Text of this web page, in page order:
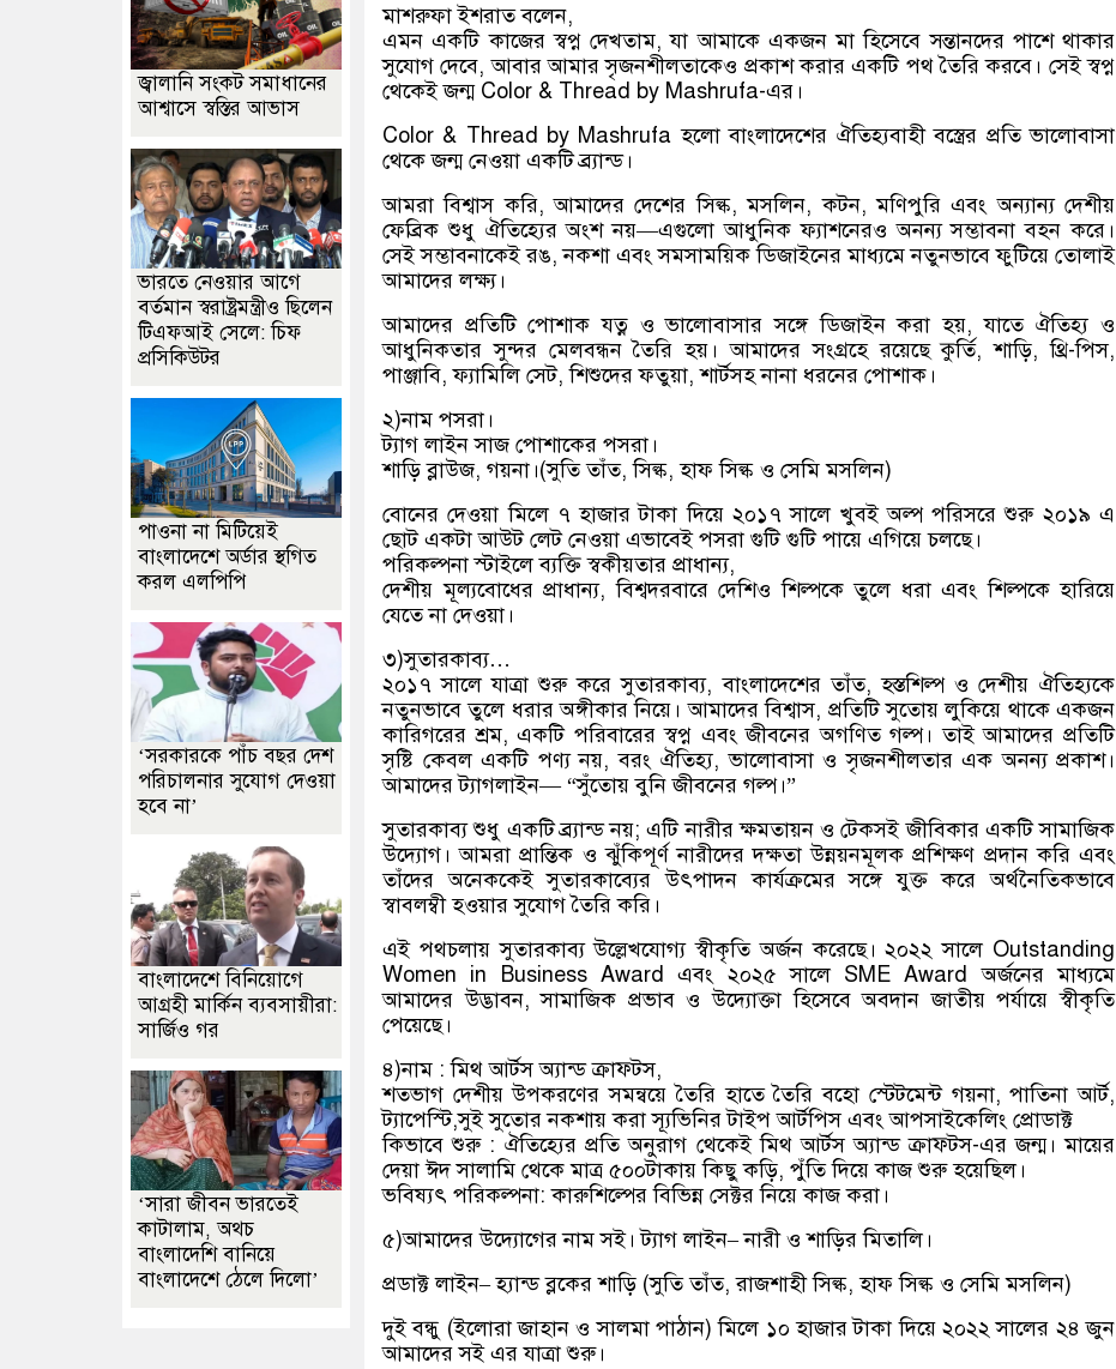
মাশরুফা ইশরাত বলেন,
এমন একটি কাজের স্বপ্ন দেখতাম, যা আমাকে একজন মা হিসেবে সন্তানদের পাশে থাকার
সুযোগ দেবে, আবার আমার সৃজনশীলতাকেও প্রকাশ করার একটি পথ তৈরি করবে। সেই স্বপ্ন
থেকেই জন্ম Color & Thread by Mashrufa-এর।
Color & Thread by Mashrufa হলো বাংলাদেশের ঐতিহ্যবাহী বস্ত্রের প্রতি ভালোবাসা
থেকে জন্ম নেওয়া একটি ব্র্যান্ড।
আমরা বিশ্বাস করি, আমাদের দেশের সিল্ক, মসলিন, কটন, মণিপুরি এবং অন্যান্য দেশীয়
ফেব্রিক শুধু ঐতিহ্যের অংশ নয়—এগুলো আধুনিক ফ্যাশনেরও অনন্য সম্ভাবনা বহন করে।
সেই সম্ভাবনাকেই রঙ, নকশা এবং সমসাময়িক ডিজাইনের মাধ্যমে নতুনভাবে ফুটিয়ে তোলাই
আমাদের লক্ষ্য।
আমাদের প্রতিটি পোশাক যত্ন ও ভালোবাসার সঙ্গে ডিজাইন করা হয়, যাতে ঐতিহ্য ও
আধুনিকতার সুন্দর মেলবন্ধন তৈরি হয়। আমাদের সংগ্রহে রয়েছে কুর্তি, শাড়ি, থ্রি-পিস,
পাঞ্জাবি, ফ্যামিলি সেট, শিশুদের ফতুয়া, শার্টসহ নানা ধরনের পোশাক।
২)নাম পসরা।
ট্যাগ লাইন সাজ পোশাকের পসরা।
শাড়ি ব্লাউজ, গয়না।(সুতি তাঁত, সিল্ক, হাফ সিল্ক ও সেমি মসলিন)
বোনের দেওয়া মিলে ৭ হাজার টাকা দিয়ে ২০১৭ সালে খুবই অল্প পরিসরে শুরু ২০১৯ এ
ছোট একটা আউট লেট নেওয়া এভাবেই পসরা গুটি গুটি পায়ে এগিয়ে চলছে।
পরিকল্পনা স্টাইলে ব্যক্তি স্বকীয়তার প্রাধান্য,
দেশীয় মূল্যবোধের প্রাধান্য, বিশ্বদরবারে দেশিও শিল্পকে তুলে ধরা এবং শিল্পকে হারিয়ে
যেতে না দেওয়া।
৩)সুতারকাব্য…
২০১৭ সালে যাত্রা শুরু করে সুতারকাব্য, বাংলাদেশের তাঁত, হস্তশিল্প ও দেশীয় ঐতিহ্যকে
নতুনভাবে তুলে ধরার অঙ্গীকার নিয়ে। আমাদের বিশ্বাস, প্রতিটি সুতোয় লুকিয়ে থাকে একজন
কারিগরের শ্রম, একটি পরিবারের স্বপ্ন এবং জীবনের অগণিত গল্প। তাই আমাদের প্রতিটি
সৃষ্টি কেবল একটি পণ্য নয়, বরং ঐতিহ্য, ভালোবাসা ও সৃজনশীলতার এক অনন্য প্রকাশ।
আমাদের ট্যাগলাইন— “সুঁতোয় বুনি জীবনের গল্প।”
সুতারকাব্য শুধু একটি ব্র্যান্ড নয়; এটি নারীর ক্ষমতায়ন ও টেকসই জীবিকার একটি সামাজিক
উদ্যোগ। আমরা প্রান্তিক ও ঝুঁকিপূর্ণ নারীদের দক্ষতা উন্নয়নমূলক প্রশিক্ষণ প্রদান করি এবং
তাঁদের অনেককেই সুতারকাব্যের উৎপাদন কার্যক্রমের সঙ্গে যুক্ত করে অর্থনৈতিকভাবে
স্বাবলম্বী হওয়ার সুযোগ তৈরি করি।
এই পথচলায় সুতারকাব্য উল্লেখযোগ্য স্বীকৃতি অর্জন করেছে। ২০২২ সালে Outstanding
Women in Business Award এবং ২০২৫ সালে SME Award অর্জনের মাধ্যমে
আমাদের উদ্ভাবন, সামাজিক প্রভাব ও উদ্যোক্তা হিসেবে অবদান জাতীয় পর্যায়ে স্বীকৃতি
পেয়েছে।
৪)নাম : মিথ আর্টস অ্যান্ড ক্রাফ্টস,
শতভাগ দেশীয় উপকরণের সমন্বয়ে তৈরি হাতে তৈরি বহো স্টেটমেন্ট গয়না, পাতিনা আর্ট,
ট্যাপেস্টি,সুই সুতোর নকশায় করা স্যূভিনির টাইপ আর্টপিস এবং আপসাইকেলিং প্রোডাক্ট
কিভাবে শুরু : ঐতিহ্যের প্রতি অনুরাগ থেকেই মিথ আর্টস অ্যান্ড ক্রাফ্টস-এর জন্ম। মায়ের
দেয়া ঈদ সালামি থেকে মাত্র ৫০০টাকায় কিছু কড়ি, পুঁতি দিয়ে কাজ শুরু হয়েছিল।
ভবিষ্যৎ পরিকল্পনা: কারুশিল্পের বিভিন্ন সেক্টর নিয়ে কাজ করা।
৫)আমাদের উদ্যোগের নাম সই। ট্যাগ লাইন– নারী ও শাড়ির মিতালি।
প্রডাক্ট লাইন– হ্যান্ড ব্লকের শাড়ি (সুতি তাঁত, রাজশাহী সিল্ক, হাফ সিল্ক ও সেমি মসলিন)
দুই বন্ধু (ইলোরা জাহান ও সালমা পাঠান) মিলে ১০ হাজার টাকা দিয়ে ২০২২ সালের ২৪ জুন
আমাদের সই এর যাত্রা শুরু।
জ্বালানি সংকট সমাধানের
আশ্বাসে স্বস্তির আভাস
ভারতে নেওয়ার আগে
বর্তমান স্বরাষ্ট্রমন্ত্রীও ছিলেন
টিএফআই সেলে: চিফ
প্রসিকিউটর
পাওনা না মিটিয়েই
বাংলাদেশে অর্ডার স্থগিত
করল এলপিপি
‘সরকারকে পাঁচ বছর দেশ
পরিচালনার সুযোগ দেওয়া
হবে না’
বাংলাদেশে বিনিয়োগে
আগ্রহী মার্কিন ব্যবসায়ীরা:
সার্জিও গর
‘সারা জীবন ভারতেই
কাটালাম, অথচ
বাংলাদেশি বানিয়ে
বাংলাদেশে ঠেলে দিলো’